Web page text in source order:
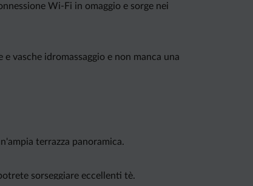
Wi-Fi in omaggio e sorge nei
vasche idromassaggio e non manca una
terrazza panoramica.
sorseggiare eccellenti tè.